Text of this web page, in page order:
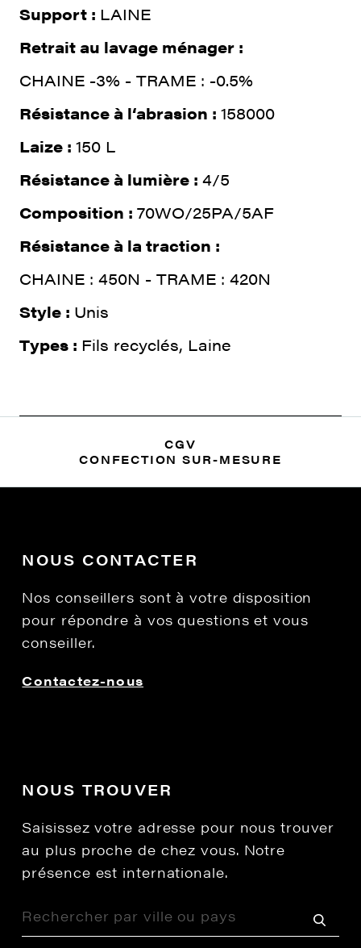
Support : LAINE
Retrait au lavage ménager :
CHAINE -3% - TRAME : -0.5%
Résistance à l‘abrasion : 158000
Laize : 150 L
Résistance à lumière : 4/5
Composition : 70WO/25PA/5AF
Résistance à la traction :
CHAINE : 450N - TRAME : 420N
Style : Unis
Types : Fils recyclés, Laine
CGV
CONFECTION SUR-MESURE
NOUS CONTACTER
Nos conseillers sont à votre disposition
pour répondre à vos questions et vous
conseiller.
Contactez-nous
NOUS TROUVER
Saisissez votre adresse pour nous trouver
au plus proche de chez vous. Notre
présence est internationale.